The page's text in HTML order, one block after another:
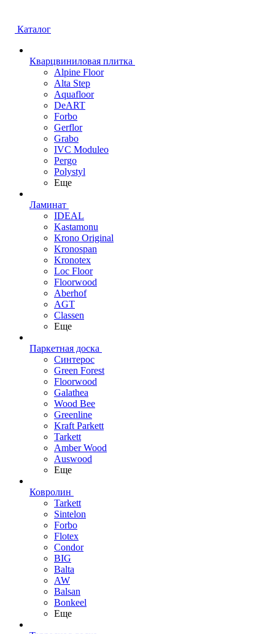
Каталог
Кварцвиниловая плитка
Alpine Floor
Alta Step
Aquafloor
DeART
Forbo
Gerflor
Grabo
IVC Moduleo
Pergo
Polystyl
Еще
Ламинат
IDEAL
Kastamonu
Krono Original
Kronospan
Kronotex
Loc Floor
Floorwood
Aberhof
AGT
Classen
Еще
Паркетная доска
Синтерос
Green Forest
Floorwood
Galathea
Wood Bee
Greenline
Kraft Parkett
Tarkett
Amber Wood
Auswood
Еще
Ковролин
Tarkett
Sintelon
Forbo
Flotex
Condor
BIG
Balta
AW
Balsan
Bonkeel
Еще